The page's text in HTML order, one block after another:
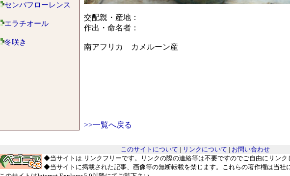
センパフローレンス
エラチオール
冬咲き
交配親・産地：
作出・命名者：
南アフリカ カメルーン産
>>一覧へ戻る
このサイトについて | リンクについて | お問い合わせ
◆当サイトは. リンクフリーです。リンクの際の連絡等は不要ですのでご自由にリンク
◆当サイトに掲載された記事、画像等の無断転載を禁じます。これらの著作権は当社